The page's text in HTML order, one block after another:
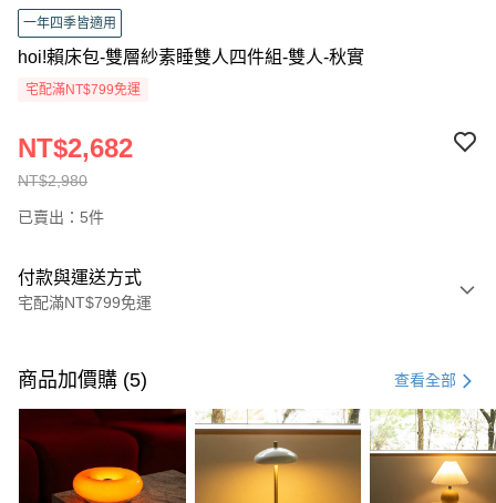
一年四季皆適用
hoi!賴床包-雙層紗素睡雙人四件組-雙人-秋實
宅配滿NT$799免運
NT$2,980
NT$2,682
已賣出：5件
付款與運送方式
宅配滿NT$799免運
信用卡一次付款
信用卡分期付款
3 期 0 利率 每期 21家銀行
合作金庫商業銀行
第一商業銀行
6 期 0 利率 每期NT$447 21家銀行
商品加價購 (5) 查看全部